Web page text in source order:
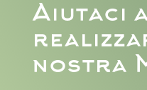
Aiutaci
nostra